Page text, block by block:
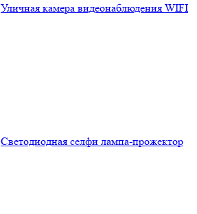
Уличная камера видеонаблюдения WIFI
Светодиодная селфи лампа-прожектор